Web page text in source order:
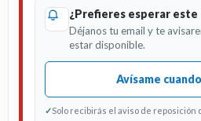
¿Prefieres esperar este
Déjanos tu email y te
estar disponible.
Avísame
✓Solo recibirás el aviso de reposición